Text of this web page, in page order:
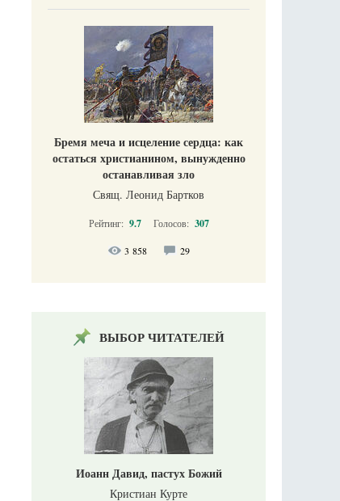
Бремя меча и исцеление сердца: как
остаться христианином, вынужденно
останавливая зло
Свящ. Леонид Бартков
Рейтинг: 9.7 Голосов: 307
3 858 29
ВЫБОР ЧИТАТЕЛЕЙ
Иоанн Давид, пастух Божий
Кристиан Курте